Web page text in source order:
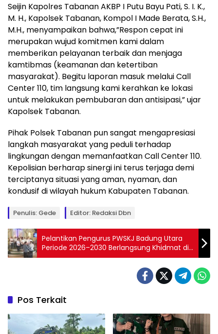
Seijin Kapolres Tabanan AKBP I Putu Bayu Pati, S. I. K.,
M. H., Kapolsek Tabanan, Kompol I Made Berata, S.H.,
M.H., menyampaikan bahwa,”Respon cepat ini
merupakan wujud komitmen kami dalam
memberikan pelayanan terbaik dan menjaga
kamtibmas (keamanan dan ketertiban
masyarakat). Begitu laporan masuk melalui Call
Center 110, tim langsung kami kerahkan ke lokasi
untuk melakukan pembubaran dan antisipasi,” ujar
Kapolsek Tabanan.
Pihak Polsek Tabanan pun sangat mengapresiasi
langkah masyarakat yang peduli terhadap
lingkungan dengan memanfaatkan Call Center 110.
Kepolisian berharap sinergi ini terus terjaga demi
terciptanya situasi yang aman, nyaman, dan
kondusif di wilayah hukum Kabupaten Tabanan.
Penulis: Gede Editor: Redaksi Dbn
Pelantikan Pengurus PWSKJ Badung Utara
Periode 2026–2030 Berlangsung Khidmat di
GKPB Galang Ning Hyang
Pos Terkait